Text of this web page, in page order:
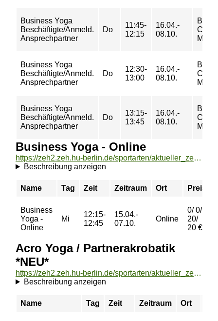
Business Yoga
Beschäftigte/Anmeld.
Ansprechpartner
Do
11:45-
12:15
16.04.-
08.10.
BGF
Mitte I
Business Yoga
Beschäftigte/Anmeld.
Ansprechpartner
Do
12:30-
13:00
16.04.-
08.10.
BGF
Mitte I
Business Yoga
Beschäftigte/Anmeld.
Ansprechpartner
Do
13:15-
13:45
16.04.-
08.10.
BGF
Mitte I
Business Yoga - Online
https://zeh2.zeh.hu-berlin.de/sportarten/aktueller_zeitraum/_Business_Yoga_-_Online.html
Beschreibung anzeigen
Name Tag Zeit Zeitraum Ort Preis
Business
Yoga -
Online
Mi
12:15-
12:45
15.04.-
07.10.
Online
0/ 0/
20/
20 €
Acro Yoga / Partnerakrobatik
*NEU*
https://zeh2.zeh.hu-berlin.de/sportarten/aktueller_zeitraum/_Acro_Yoga___Partnerakrobatik__NEU_.html
Beschreibung anzeigen
Name Tag Zeit Zeitraum Ort